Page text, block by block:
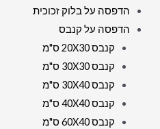
הדפסה על בלוק זכוכית
הדפסה על קנבס
קנבס 20X30 ס"מ
קנבס 30X30 ס"מ
קנבס 30X40 ס"מ
קנבס 40X40 ס"מ
קנבס 60X40 ס"מ